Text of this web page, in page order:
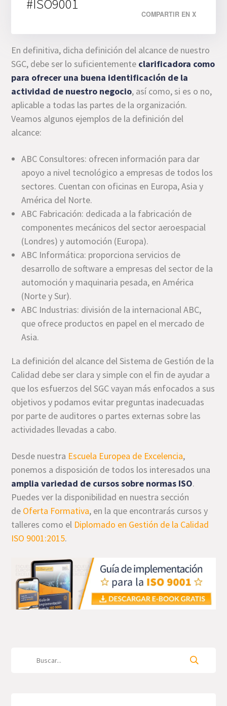
COMPARTIR EN X
En definitiva, dicha definición del alcance de nuestro
SGC, debe ser lo suficientemente clarificadora como
para ofrecer una buena identificación de la
actividad de nuestro negocio, así como, si es o no,
aplicable a todas las partes de la organización.
Veamos algunos ejemplos de la definición del
alcance:
ABC Consultores: ofrecen información para dar
apoyo a nivel tecnológico a empresas de todos los
sectores. Cuentan con oficinas en Europa, Asia y
América del Norte.
ABC Fabricación: dedicada a la fabricación de
componentes mecánicos del sector aeroespacial
(Londres) y automoción (Europa).
ABC Informática: proporciona servicios de
desarrollo de software a empresas del sector de la
automoción y maquinaria pesada, en América
(Norte y Sur).
ABC Industrias: división de la internacional ABC,
que ofrece productos en papel en el mercado de
Asia.
La definición del alcance del Sistema de Gestión de la
Calidad debe ser clara y simple con el fin de ayudar a
que los esfuerzos del SGC vayan más enfocados a sus
objetivos y podamos evitar preguntas inadecuadas
por parte de auditores o partes externas sobre las
actividades llevadas a cabo.
Desde nuestra Escuela Europea de Excelencia,
ponemos a disposición de todos los interesados una
amplia variedad de cursos sobre normas ISO.
Puedes ver la disponibilidad en nuestra sección
de Oferta Formativa, en la que encontrarás cursos y
talleres como el Diplomado en Gestión de la Calidad
ISO 9001:2015.